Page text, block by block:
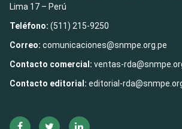
Lima 17 – Perú
Teléfono: (511) 215-9250
Correo: comunicaciones@snmpe.org.pe
Contacto comercial: ventas-
Contacto editorial: editorial-